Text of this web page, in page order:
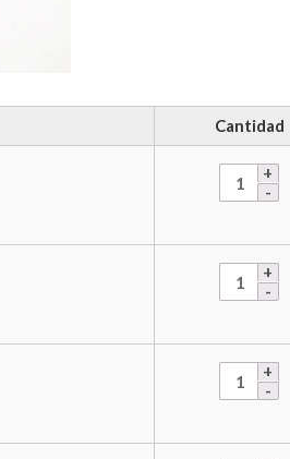
Cantidad